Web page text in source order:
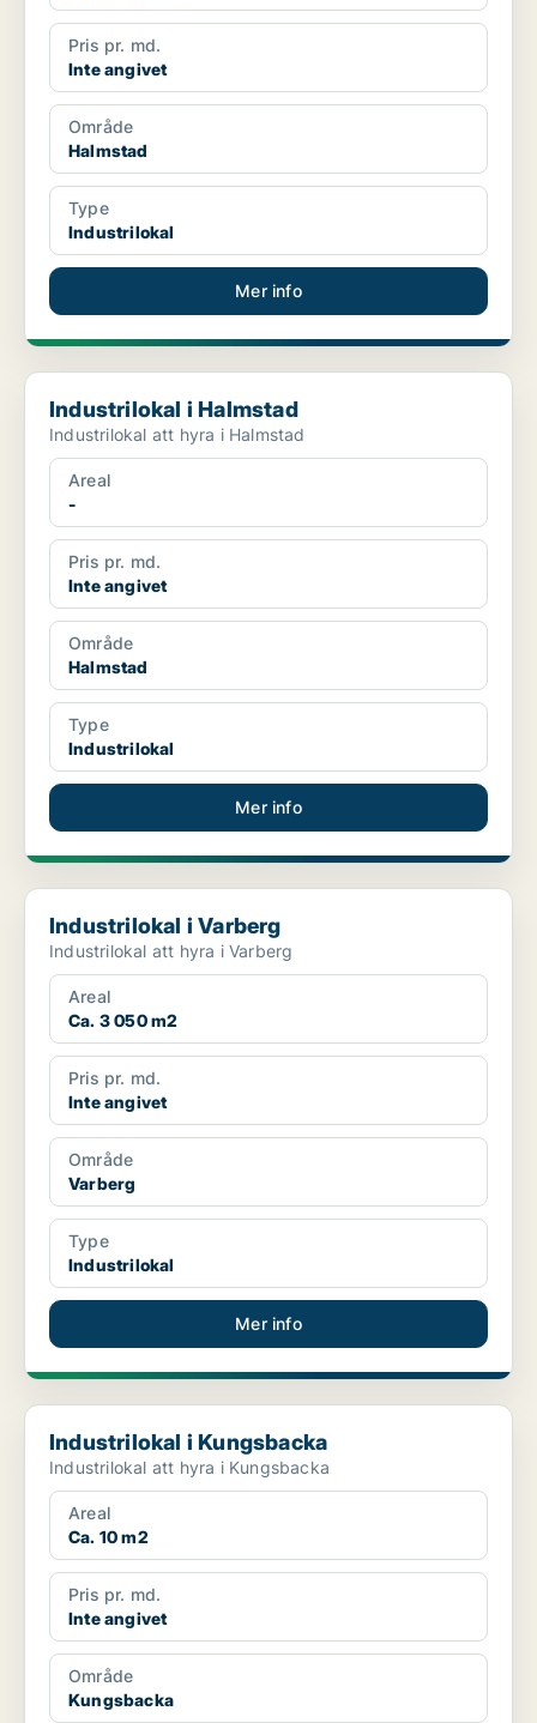
Pris pr. md.
Inte angivet
Område
Halmstad
Type
Industrilokal
Mer info
Industrilokal i Halmstad
Industrilokal i Halmstad
Industrilokal att hyra i Halmstad
Areal
-
Pris pr. md.
Inte angivet
Område
Halmstad
Type
Industrilokal
Mer info
Industrilokal i Varberg
Industrilokal i Varberg
Industrilokal att hyra i Varberg
Areal
Ca. 3 050 m2
Pris pr. md.
Inte angivet
Område
Varberg
Type
Industrilokal
Mer info
Industrilokal i Kungsbacka
Industrilokal i Kungsbacka
Industrilokal att hyra i Kungsbacka
Areal
Ca. 10 m2
Pris pr. md.
Inte angivet
Område
Kungsbacka